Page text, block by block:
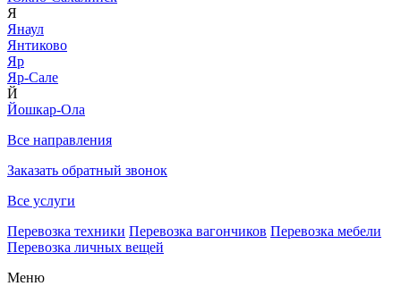
Я
Янаул
Янтиково
Яр
Яр-Сале
Й
Йошкар-Ола
Все направления
Заказать обратный звонок
Все услуги
Перевозка техники Перевозка вагончиков Перевозка мебели
Перевозка личных вещей
Меню